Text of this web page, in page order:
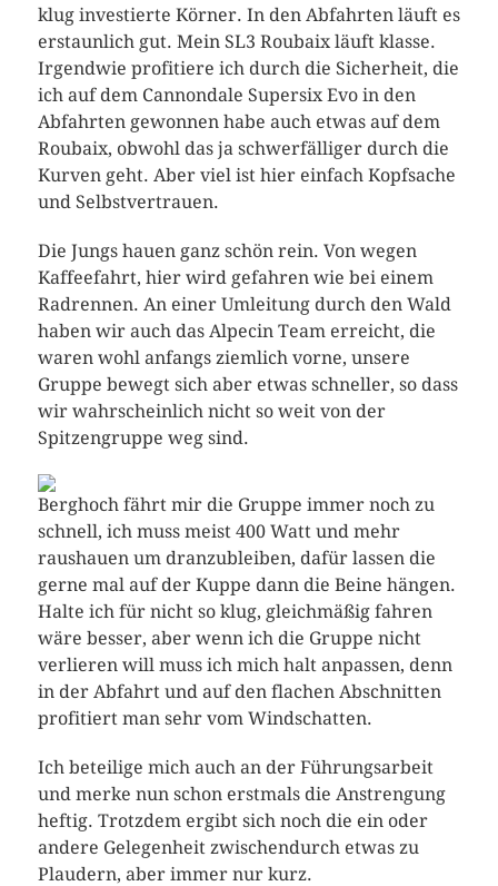
klug investierte Körner. In den Abfahrten läuft es
erstaunlich gut. Mein SL3 Roubaix läuft klasse.
Irgendwie profitiere ich durch die Sicherheit, die
ich auf dem Cannondale Supersix Evo in den
Abfahrten gewonnen habe auch etwas auf dem
Roubaix, obwohl das ja schwerfälliger durch die
Kurven geht. Aber viel ist hier einfach Kopfsache
und Selbstvertrauen.
Die Jungs hauen ganz schön rein. Von wegen
Kaffeefahrt, hier wird gefahren wie bei einem
Radrennen. An einer Umleitung durch den Wald
haben wir auch das Alpecin Team erreicht, die
waren wohl anfangs ziemlich vorne, unsere
Gruppe bewegt sich aber etwas schneller, so dass
wir wahrscheinlich nicht so weit von der
Spitzengruppe weg sind.
Berghoch fährt mir die Gruppe immer noch zu
schnell, ich muss meist 400 Watt und mehr
raushauen um dranzubleiben, dafür lassen die
gerne mal auf der Kuppe dann die Beine hängen.
Halte ich für nicht so klug, gleichmäßig fahren
wäre besser, aber wenn ich die Gruppe nicht
verlieren will muss ich mich halt anpassen, denn
in der Abfahrt und auf den flachen Abschnitten
profitiert man sehr vom Windschatten.
Ich beteilige mich auch an der Führungsarbeit
und merke nun schon erstmals die Anstrengung
heftig. Trotzdem ergibt sich noch die ein oder
andere Gelegenheit zwischendurch etwas zu
Plaudern, aber immer nur kurz.